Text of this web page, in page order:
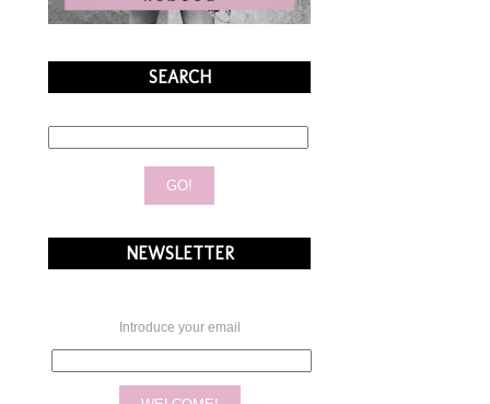
SEARCH
NEWSLETTER
Introduce your email